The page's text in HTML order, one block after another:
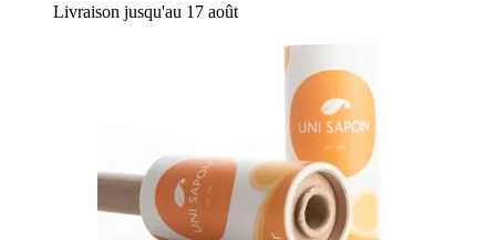
Livraison jusqu'au 17 août